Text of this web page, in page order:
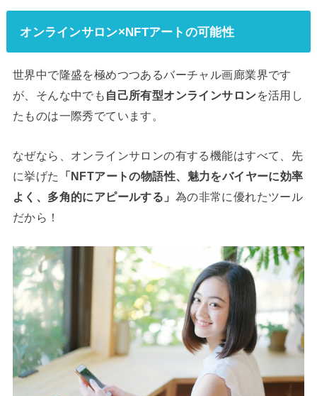
オンラインサロン×NFTアートの可能性
世界中で隆盛を極めつつあるバーチャル画廊業界です
が、そんな中でも 自己所有型オンラインサロンを活用し
たものは一際秀でています。
なぜなら、オンラインサロンの有する機能はすべて、先
に挙げた
「NFTアートの物語性、魅力をバイヤーに効率
よく、多角的にアピールする」 為の非常に優れたツール
だから！